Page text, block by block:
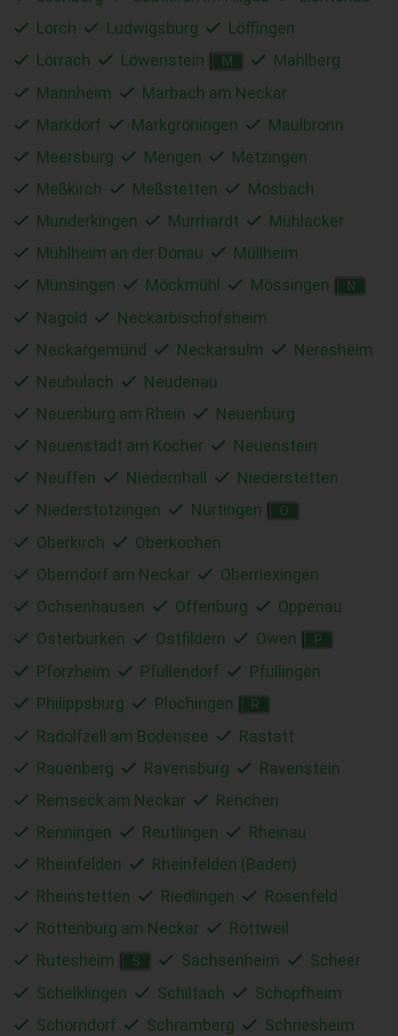
Lorch
Ludwigsburg
Löffingen
Lörrach
Löwenstein M
Mahlberg
Mannheim
Marbach am Neckar
Markdorf
Markgröningen
Maulbronn
Meersburg
Mengen
Metzingen
Meßkirch
Meßstetten
Mosbach
Munderkingen
Murrhardt
Mühlacker
Mühlheim an der Donau
Müllheim
Münsingen
Möckmühl Mössingen N
Nagold
Neckarbischofsheim
Neckargemünd
Neckarsulm
Neresheim
Neubulach
Neudenau
Neuenburg am Rhein
Neuenbürg
Neuenstadt am Kocher
Neuenstein
Neuffen
Niedernhall
Niederstetten
Niederstotzingen
Nürtingen O
Oberkirch
Oberkochen
Oberndorf am Neckar
Oberriexingen
Ochsenhausen
Offenburg
Oppenau
Osterburken
Ostfildern Owen P
Pforzheim Pfullendorf
Pfullingen
Philippsburg
Plochingen R
Radolfzell am Bodensee
Rastatt
Rauenberg
Ravensburg
Ravenstein
Remseck am Neckar
Renchen
Renningen
Reutlingen
Rheinau
Rheinfelden
Rheinfelden (Baden)
Rheinstetten
Riedlingen
Rosenfeld
Rottenburg am Neckar
Rottweil
Rutesheim
S Sachsenheim
Scheer
Schelklingen
Schiltach
Schopfheim
Schorndorf
Schramberg
Schriesheim